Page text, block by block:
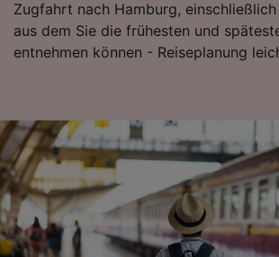
Zugfahrt nach Hamburg, einschließlich
aus dem Sie die frühesten und
entnehmen können - Reiseplanung
Folgendes bereitzustellen:
Verwendung genauer
Endgeräteeigenschaften zur
von Werbeleistung und der
Inhalten, Zielgruppenforschung
Entwicklung und Verbesserung
Angeboten.
Liste der Partner (Lieferanten)